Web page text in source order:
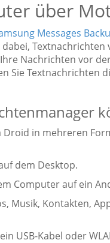
über
Messages
Nachrichten vor
Sie Textnachrichten
in mehreren
dem Desktop.
Computer auf ein
Musik, Kontakten,
USB-Kabel oder